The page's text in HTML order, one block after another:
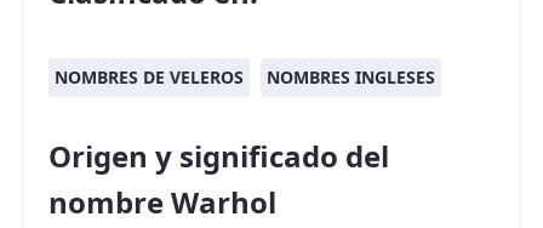
NOMBRES DE VELEROS NOMBRES INGLESES
Origen y significado del
nombre Warhol